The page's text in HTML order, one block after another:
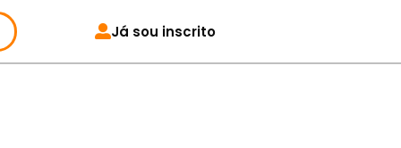
Já sou inscrito